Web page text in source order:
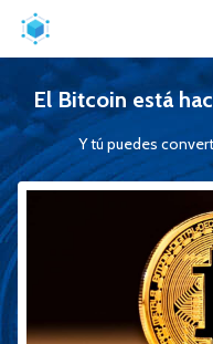
El Bitcoin está
Y tú puedes